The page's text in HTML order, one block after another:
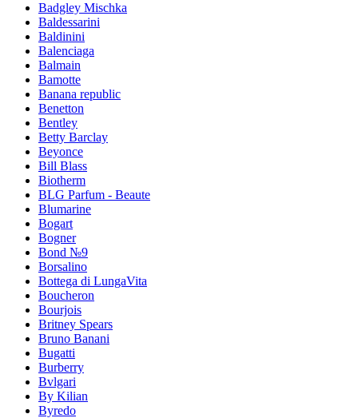
Badgley Mischka
Baldessarini
Baldinini
Balenciaga
Balmain
Bamotte
Banana republic
Benetton
Bentley
Betty Barclay
Beyonce
Bill Blass
Biotherm
BLG Parfum - Beaute
Blumarine
Bogart
Bogner
Bond №9
Borsalino
Bottega di LungaVita
Boucheron
Bourjois
Britney Spears
Bruno Banani
Bugatti
Burberry
Bvlgari
By Kilian
Byredo